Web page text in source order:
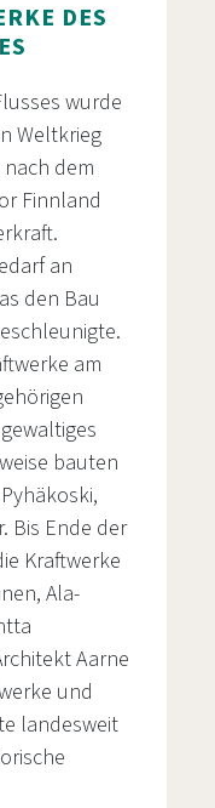
DES
wurde
Weltkrieg
dem
Finnland
an
den Bau
am
bauten
Bis Ende der
Kraftwerke
Ala-
Aarne
und
landesweit